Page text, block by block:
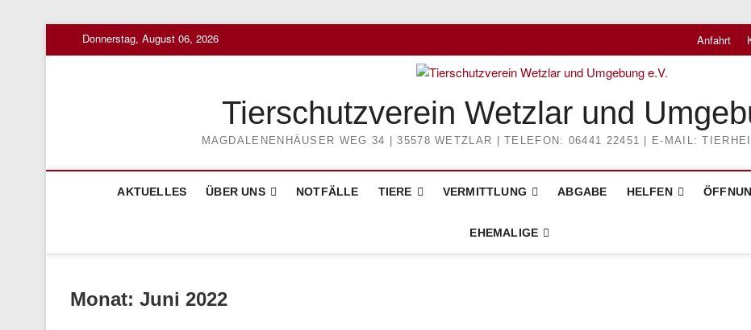
Donnerstag, August 06, 2026 Anfahrt
Tierschutzverein Wetzlar und
MAGDALENENHÄUSER WEG 34 | 35578 WETZLAR | TELEFON: 06441 22451 | E-MAIL:
AKTUELLES ÜBER UNS NOTFÄLLE TIERE VERMITTLUNG ABGABE HELFEN
EHEMALIGE
Monat: Juni 2022